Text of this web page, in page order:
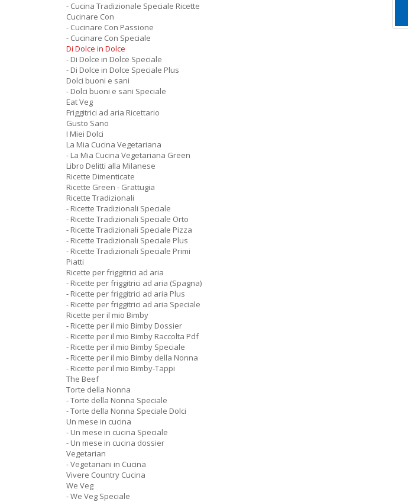
- Cucina Tradizionale Speciale Ricette
Cucinare Con
- Cucinare Con Passione
- Cucinare Con Speciale
Di Dolce in Dolce
- Di Dolce in Dolce Speciale
- Di Dolce in Dolce Speciale Plus
Dolci buoni e sani
- Dolci buoni e sani Speciale
Eat Veg
Friggitrici ad aria Ricettario
Gusto Sano
I Miei Dolci
La Mia Cucina Vegetariana
- La Mia Cucina Vegetariana Green
Libro Delitti alla Milanese
Ricette Dimenticate
Ricette Green - Grattugia
Ricette Tradizionali
- Ricette Tradizionali Speciale
- Ricette Tradizionali Speciale Orto
- Ricette Tradizionali Speciale Pizza
- Ricette Tradizionali Speciale Plus
- Ricette Tradizionali Speciale Primi
Piatti
Ricette per friggitrici ad aria
- Ricette per friggitrici ad aria (Spagna)
- Ricette per friggitrici ad aria Plus
- Ricette per friggitrici ad aria Speciale
Ricette per il mio Bimby
- Ricette per il mio Bimby Dossier
- Ricette per il mio Bimby Raccolta Pdf
- Ricette per il mio Bimby Speciale
- Ricette per il mio Bimby della Nonna
- Ricette per il mio Bimby-Tappi
The Beef
Torte della Nonna
- Torte della Nonna Speciale
- Torte della Nonna Speciale Dolci
Un mese in cucina
- Un mese in cucina Speciale
- Un mese in cucina dossier
Vegetarian
- Vegetariani in Cucina
Vivere Country Cucina
We Veg
- We Veg Speciale